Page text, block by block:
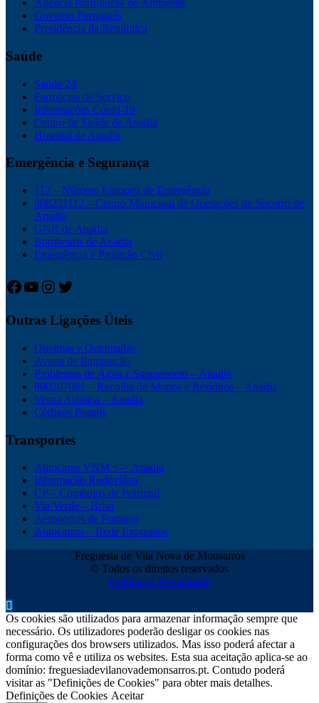
Agência Portuguesa do Ambiente
Governo Português
Presidência da República
Saúde
Saúde 24
Farmácias de Serviço
Informações Covid-19
Centro de Saúde de Anadia
Hospital de Anadia
Emergência e Segurança
112 – Número Europeu de Emergência
808231112 – Centro Municipal de Operações de Socorro de
Anadia
GNR de Anadia
Bombeiros de Anadia
Emergência e Proteção Civil
Facebook
YouTube
Instagram
Twitter
Outras Ligações Úteis
Queimas e Queimadas
Avaria de Iluminação
Problemas de Água e Saneamento – Anadia
800207081 – Recolha de Monos e Resíduos – Anadia
Vespa Asiática – Anadia
Códigos Postais
Transportes
Autocarro VNM <-> Anadia
Informação Rodoviária
CP – Comboios de Portugal
Via Verde – Brisa
Aeroportos de Portugal
Autocarros – Rede Expressos
Freguesia de Vila Nova de Monsarros
© Todos os direitos reservados
Política de Privacidade
Os cookies são utilizados para armazenar informação sempre que
necessário. Os utilizadores poderão desligar os cookies nas
configurações dos browsers utilizados. Mas isso poderá afectar a
forma como vê e utiliza os websites. Esta sua aceitação aplica-se ao
domínio: freguesiadevilanovademonsarros.pt. Contudo poderá
visitar as "Definições de Cookies" para obter mais detalhes.
Definições de Cookies Aceitar